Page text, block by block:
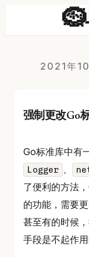
2021年
强制更改Go
Go标准库中有
Logger 、
了便利的方法
的功能，需要
甚至有的时候
手段是不起作